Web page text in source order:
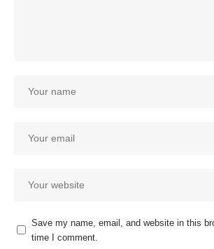
Save my name, email, and website in this
time I comment.